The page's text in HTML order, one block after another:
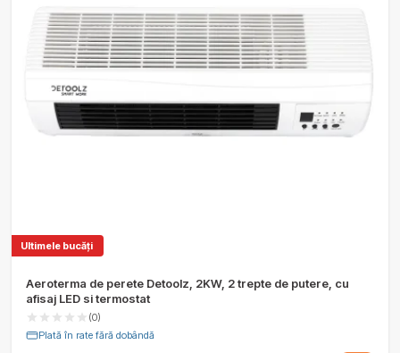
Ultimele bucăți
Aeroterma de perete Detoolz, 2KW, 2 trepte de putere, cu
afisaj LED si termostat
(0)
Plată în rate fără dobândă